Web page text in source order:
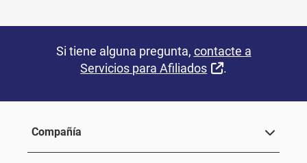
Si tiene alguna pregunta, contacte a
Servicios para Afiliados
Sitio Externo
.
Compañía